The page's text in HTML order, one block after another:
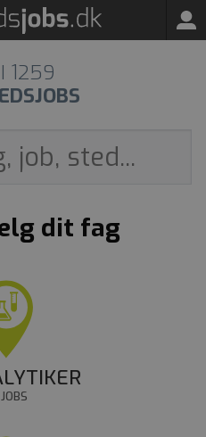
1259
dit fag